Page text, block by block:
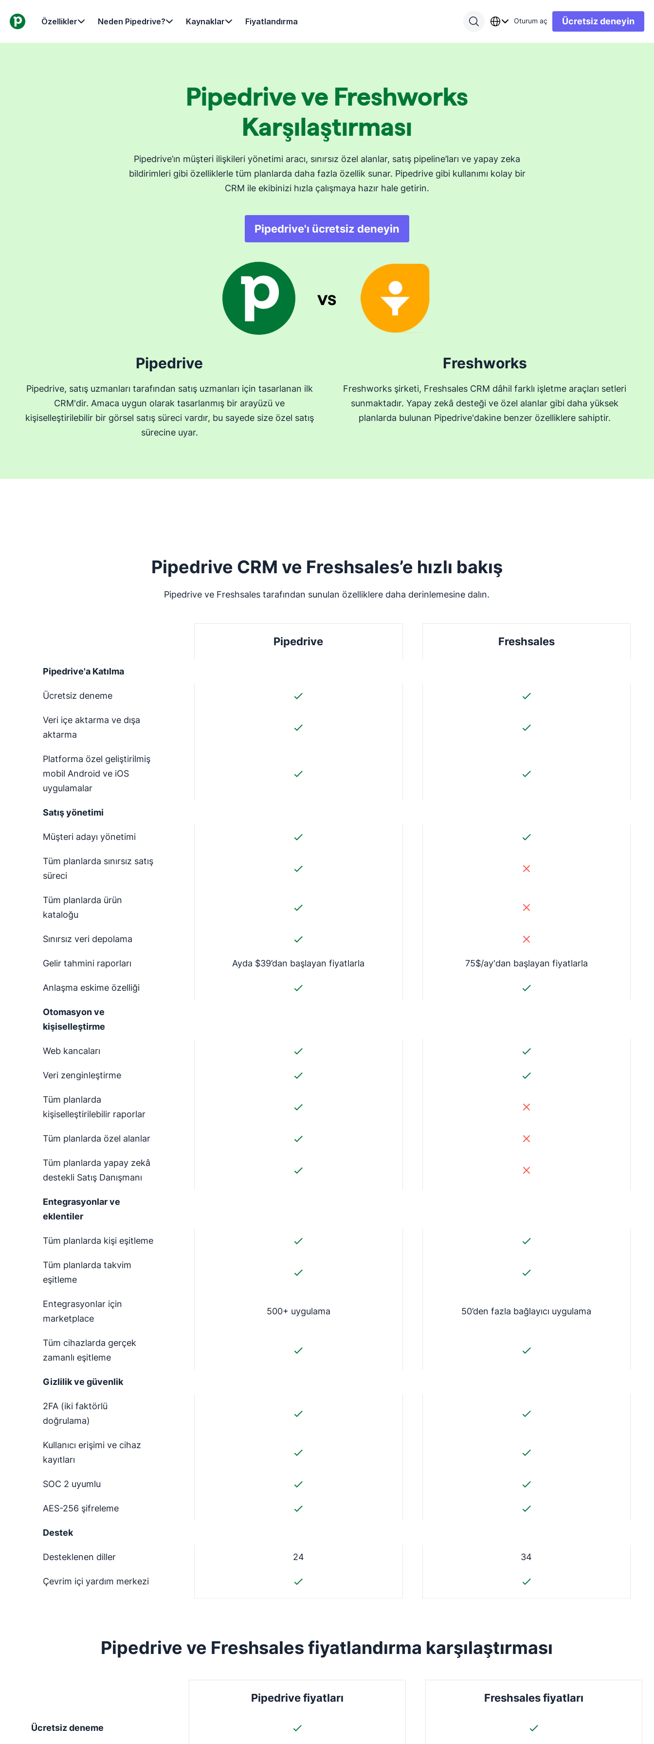
Özellikler Neden Pipedrive? Kaynaklar Fiyatlandırma Oturum aç Ücretsiz deneyin
Pipedrive ve Freshworks
Karşılaştırması
Pipedrive’ın müşteri ilişkileri yönetimi aracı, sınırsız özel alanlar, satış pipeline’ları ve yapay zeka
bildirimleri gibi özelliklerle tüm planlarda daha fazla özellik sunar. Pipedrive gibi kullanımı kolay bir
CRM ile ekibinizi hızla çalışmaya hazır hale getirin.
Pipedrive'ı ücretsiz deneyin
Pipedrive
Pipedrive, satış uzmanları tarafından satış uzmanları için tasarlanan ilk
CRM'dir. Amaca uygun olarak tasarlanmış bir arayüzü ve
kişiselleştirilebilir bir görsel satış süreci vardır, bu sayede size özel satış
sürecine uyar.
Freshworks
Freshworks şirketi, Freshsales CRM dâhil farklı işletme araçları setleri
sunmaktadır. Yapay zekâ desteği ve özel alanlar gibi daha yüksek
planlarda bulunan Pipedrive'dakine benzer özelliklere sahiptir.
Pipedrive CRM ve Freshsales’e hızlı bakış
Pipedrive ve Freshsales tarafından sunulan özelliklere daha derinlemesine dalın.
Pipedrive Freshsales
Pipedrive'a Katılma
Ücretsiz deneme
Veri içe aktarma ve dışa
aktarma
Platforma özel geliştirilmiş
mobil Android ve iOS
uygulamalar
Satış yönetimi
Müşteri adayı yönetimi
Tüm planlarda sınırsız satış
süreci
Tüm planlarda ürün
kataloğu
Sınırsız veri depolama
Gelir tahmini raporları Ayda $39’dan başlayan fiyatlarla 75$/ay'dan başlayan fiyatlarla
Anlaşma eskime özelliği
Otomasyon ve
kişiselleştirme
Web kancaları
Veri zenginleştirme
Tüm planlarda
kişiselleştirilebilir raporlar
Tüm planlarda özel alanlar
Tüm planlarda yapay zekâ
destekli Satış Danışmanı
Entegrasyonlar ve
eklentiler
Tüm planlarda kişi eşitleme
Tüm planlarda takvim
eşitleme
Entegrasyonlar için
marketplace
500+ uygulama 50’den fazla bağlayıcı uygulama
Tüm cihazlarda gerçek
zamanlı eşitleme
Gizlilik ve güvenlik
2FA (iki faktörlü
doğrulama)
Kullanıcı erişimi ve cihaz
kayıtları
SOC 2 uyumlu
AES-256 şifreleme
Destek
Desteklenen diller 24 34
Çevrim içi yardım merkezi
Pipedrive ve Freshsales fiyatlandırma karşılaştırması
Pipedrive fiyatları Freshsales fiyatları
Ücretsiz deneme